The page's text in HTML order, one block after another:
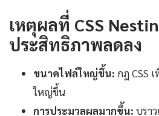
เหตุผลที่ CSS
ประสิทธิภาพลดลง
ขนาดไฟล์ใหญ่ขึ้น: กฎ CSS
ใหญ่ขึ้น
การประมวลผลมากขึ้น: บรา